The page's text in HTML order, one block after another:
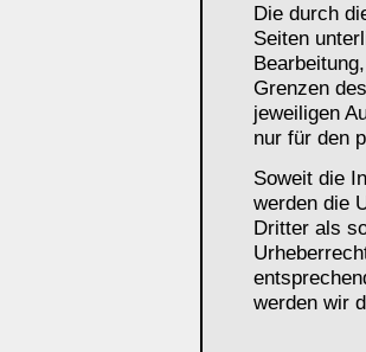
Die durch
Seiten
Grenzen
jeweiligen
nur für den
Soweit die
werden die
Dritter als
werden wir